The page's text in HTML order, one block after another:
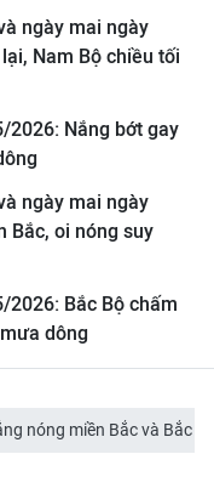
ngày mai ngày
Nam Bộ chiều tối
2026: Nắng bớt gay
ngày mai ngày
Bắc, oi nóng suy
2026: Bắc Bộ chấm
dông
nóng miền Bắc và Bắc